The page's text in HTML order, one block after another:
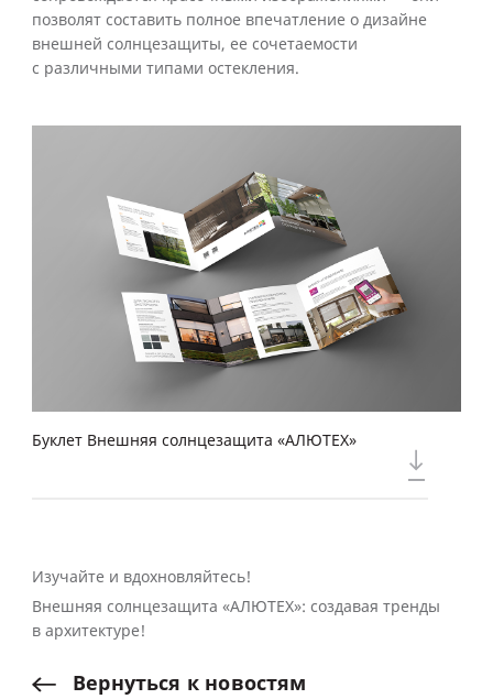
позволят составить полное впечатление о дизайне
внешней солнцезащиты, ее сочетаемости
с различными типами остекления.
Буклет Внешняя солнцезащита «АЛЮТЕХ»
Изучайте и вдохновляйтесь!
Внешняя солнцезащита «АЛЮТЕХ»: создавая тренды
в архитектуре!
Вернуться к новостям